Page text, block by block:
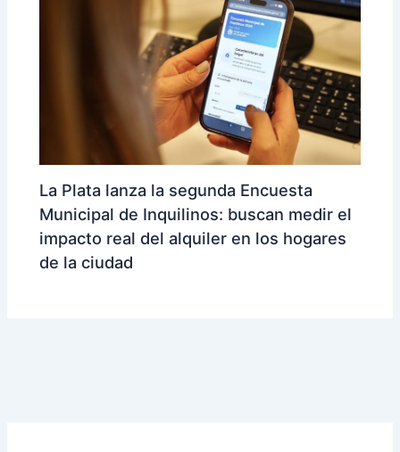
La Plata lanza la segunda Encuesta
Municipal de Inquilinos: buscan medir el
impacto real del alquiler en los hogares
de la ciudad